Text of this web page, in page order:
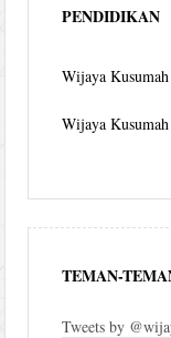
PENDIDIKAN
Wijaya Kusumah
Wijaya Kusumah
TEMAN-
Tweets by